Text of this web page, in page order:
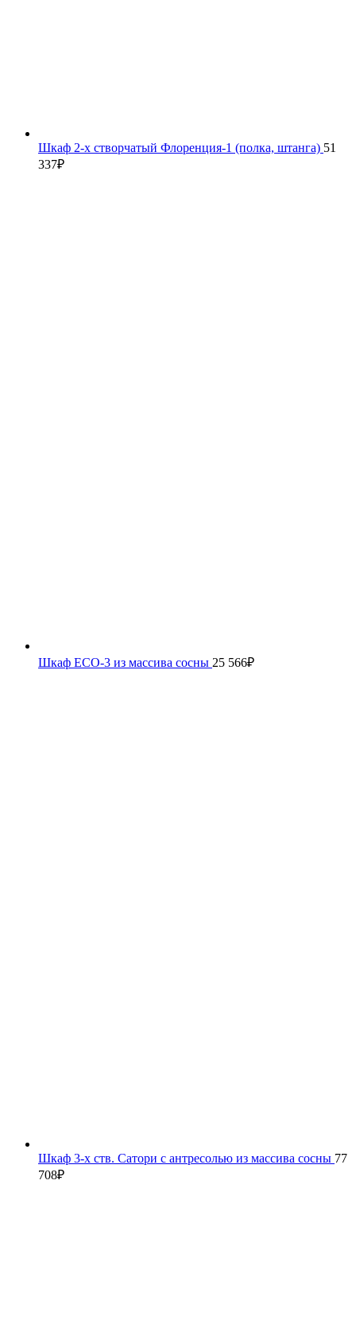
Шкаф 2-х створчатый Флоренция-1 (полка, штанга) 51
337₽
Шкаф ECO-3 из массива сосны 25 566₽
Шкаф 3-х ств. Сатори с антресолью из массива сосны 77
708₽